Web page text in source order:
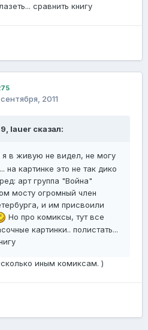
сравнить книгу
2011
lauer сказал:
я в живую не видел, не могу
на картинке это не так дико
арт группа "Война"
мосту огромный член
и им присвоили
Но про комиксы, тут все
картинки.. полистать...
иным комиксам. )